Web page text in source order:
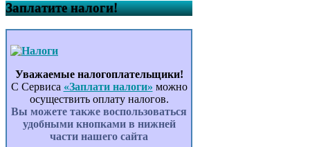
Заплатите налоги!
Уважаемые налогоплательщики!
С Сервиса «Заплати налоги» можно
осуществить оплату налогов.
Вы можете также воспользоваться
удобными кнопками в нижней
части нашего сайта